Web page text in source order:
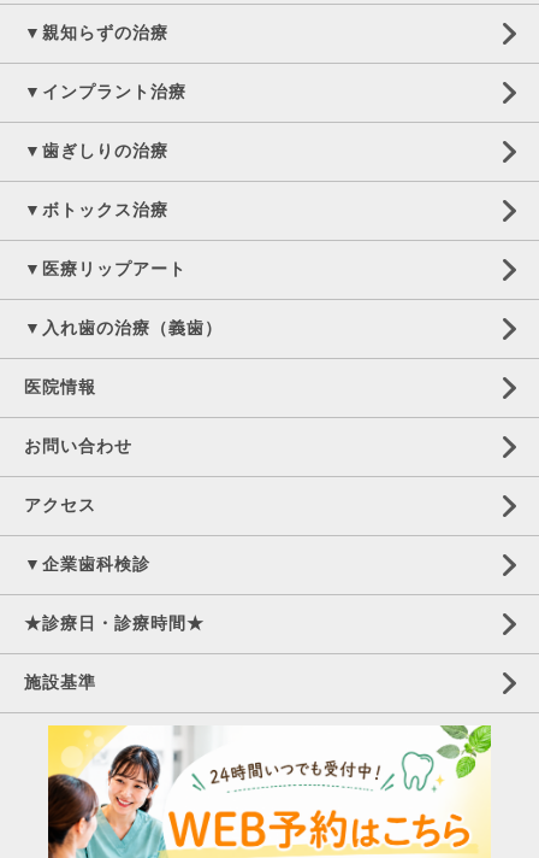
▼親知らずの治療
▼インプラント治療
▼歯ぎしりの治療
▼ボトックス治療
▼医療リップアート
▼入れ歯の治療（義歯）
医院情報
お問い合わせ
アクセス
▼企業歯科検診
★診療日・診療時間★
施設基準